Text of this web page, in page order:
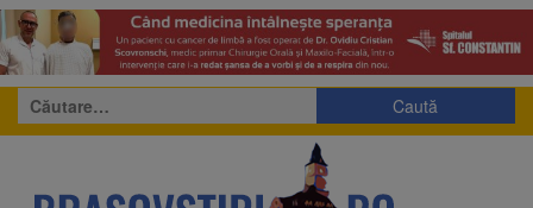
Caută
după: